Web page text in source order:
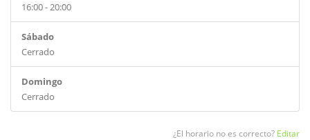
16:00 - 20:00
Sábado
Cerrado
Domingo
Cerrado
¿El horario no es correcto? Editar